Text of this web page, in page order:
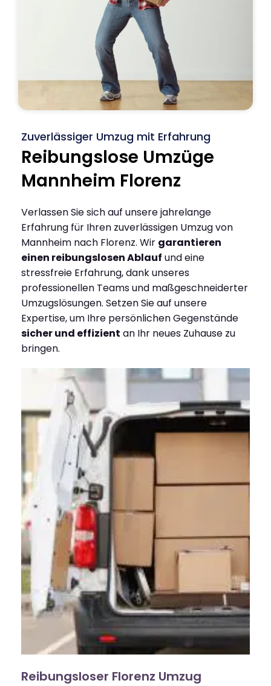
Zuverlässiger Umzug mit Erfahrung
Reibungslose Umzüge
Mannheim Florenz
Verlassen Sie sich auf unsere jahrelange
Erfahrung für Ihren zuverlässigen Umzug von
Mannheim nach Florenz. Wir garantieren
einen reibungslosen Ablauf und eine
stressfreie Erfahrung, dank unseres
professionellen Teams und maßgeschneiderter
Umzugslösungen. Setzen Sie auf unsere
Expertise, um Ihre persönlichen Gegenstände
sicher und effizient an Ihr neues Zuhause zu
bringen.
Reibungsloser Florenz Umzug